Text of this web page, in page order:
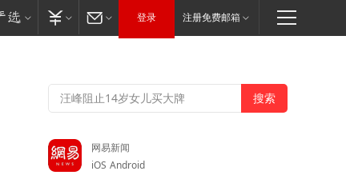
登录 注册免费邮箱
网易新闻
iOS Android